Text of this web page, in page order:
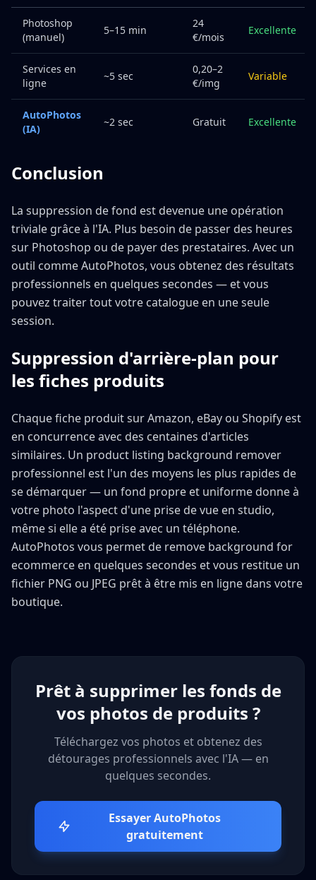
Photoshop
(manuel)
5–15 min
24
€/mois
Excellente
Services en
ligne
~5 sec
0,20–2
€/img
Variable
AutoPhotos
(IA)
~2 sec Gratuit Excellente
Conclusion
La suppression de fond est devenue une opération
triviale grâce à l'IA. Plus besoin de passer des heures
sur Photoshop ou de payer des prestataires. Avec un
outil comme AutoPhotos, vous obtenez des résultats
professionnels en quelques secondes — et vous
pouvez traiter tout votre catalogue en une seule
session.
Suppression d'arrière-plan pour
les fiches produits
Chaque fiche produit sur Amazon, eBay ou Shopify est
en concurrence avec des centaines d'articles
similaires. Un product listing background remover
professionnel est l'un des moyens les plus rapides de
se démarquer — un fond propre et uniforme donne à
votre photo l'aspect d'une prise de vue en studio,
même si elle a été prise avec un téléphone.
AutoPhotos vous permet de remove background for
ecommerce en quelques secondes et vous restitue un
fichier PNG ou JPEG prêt à être mis en ligne dans votre
boutique.
Prêt à supprimer les fonds de
vos photos de produits ?
Téléchargez vos photos et obtenez des
détourages professionnels avec l'IA — en
quelques secondes.
Essayer AutoPhotos
gratuitement